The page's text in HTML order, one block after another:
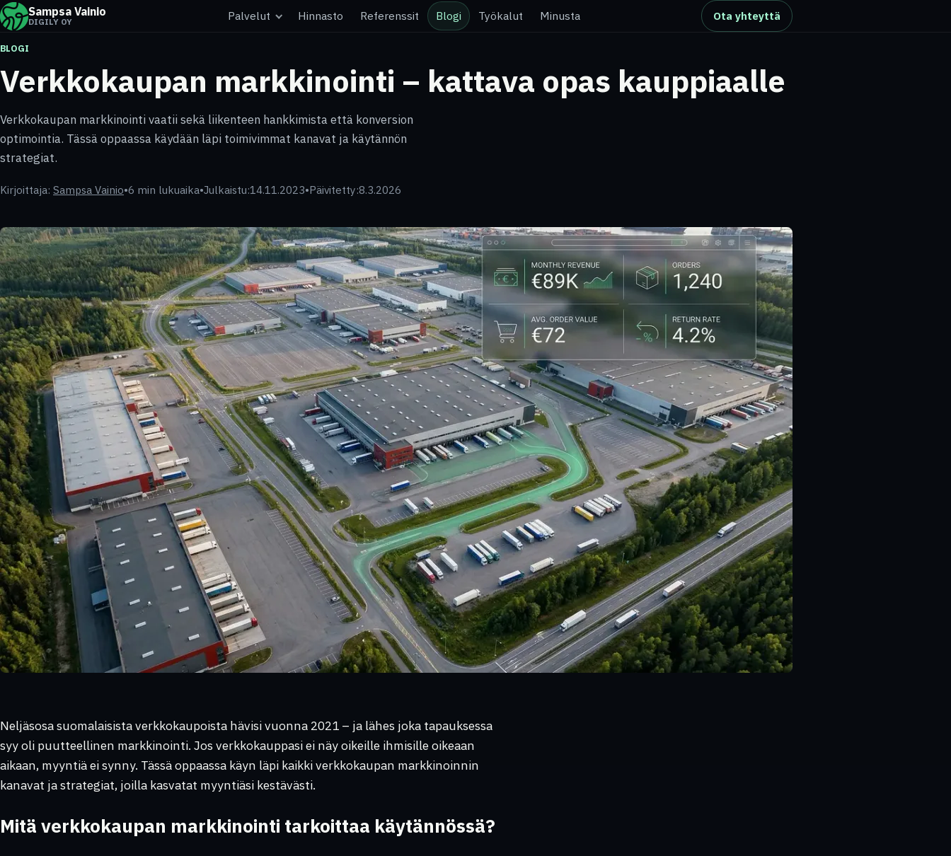
Sampsa Vainio
DIGILY OY Palvelut Hinnasto Referenssit Blogi Työkalut Minusta Ota yhteyttä
BLOGI
Verkkokaupan markkinointi – kattava opas kauppiaalle
Verkkokaupan markkinointi vaatii sekä liikenteen hankkimista että konversion
optimointia. Tässä oppaassa käydään läpi toimivimmat kanavat ja käytännön
strategiat.
Kirjoittaja: Sampsa Vainio•6 min lukuaika•Julkaistu:14.11.2023•Päivitetty:8.3.2026
Neljäsosa suomalaisista verkkokaupoista hävisi vuonna 2021 – ja lähes joka tapauksessa
syy oli puutteellinen markkinointi. Jos verkkokauppasi ei näy oikeille ihmisille oikeaan
aikaan, myyntiä ei synny. Tässä oppaassa käyn läpi kaikki verkkokaupan markkinoinnin
kanavat ja strategiat, joilla kasvatat myyntiäsi kestävästi.
Mitä verkkokaupan markkinointi tarkoittaa käytännössä?